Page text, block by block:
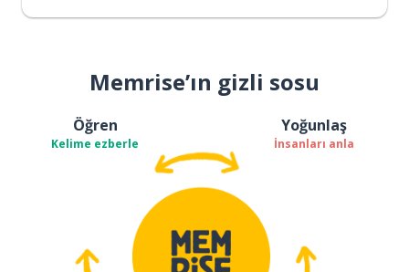
Memrise’ın gizli sosu
Öğren
Kelime ezberle
Yoğunlaş
İnsanları anla